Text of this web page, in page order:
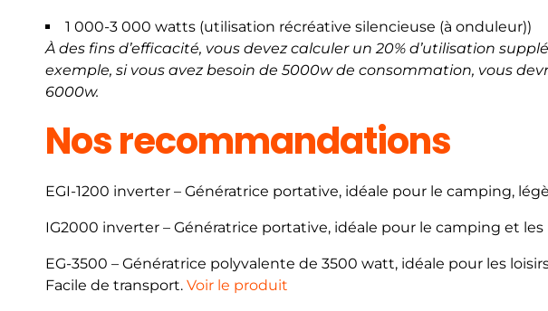
1 000-3 000 watts (utilisation récréative silencieuse (à onduleur))
À des fins d’efficacité, vous devez calculer un 20% d’utilisation
exemple, si vous avez besoin de 5000w de consommation, vous
6000w.
Nos recommandations
EGI-1200 inverter – Génératrice portative, idéale pour le camping,
IG2000 inverter – Génératrice portative, idéale pour le camping et
EG-3500 – Génératrice polyvalente de 3500 watt, idéale pour les
Facile de transport.Voir le produit